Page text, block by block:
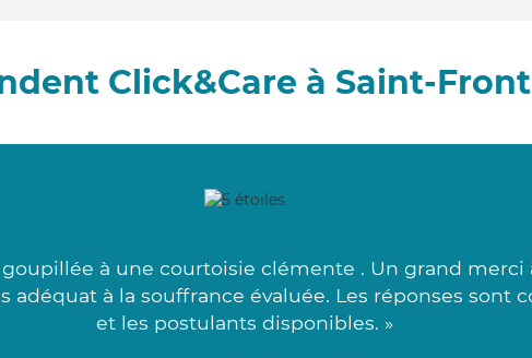
Click&Care à Saint-
à une courtoisie clémente . Un grand
adéquat à la souffrance évaluée. Les réponses sont
et les postulants disponibles. »